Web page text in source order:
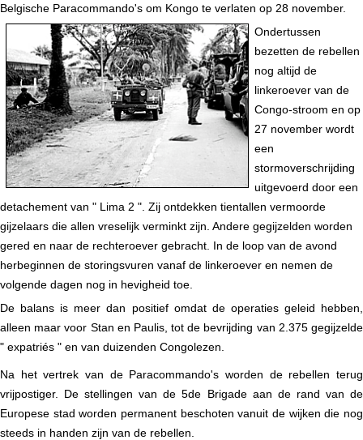
Belgische Paracommando's om Kongo te verlaten op 28 november.
Ondertussen
bezetten de rebellen
nog altijd de
linkeroever van de
Congo-stroom en op
27 november wordt
een
stormoverschrijding
uitgevoerd door een
detachement van " Lima 2 ". Zij ontdekken tientallen vermoorde
gijzelaars die allen vreselijk verminkt zijn. Andere gegijzelden worden
gered en naar de rechteroever gebracht. In de loop van de avond
herbeginnen de storingsvuren vanaf de linkeroever en nemen de
volgende dagen nog in hevigheid toe.
De balans is meer dan positief omdat de operaties geleid hebben,
alleen maar voor Stan en Paulis, tot de bevrijding van 2.375 gegijzelde
" expatriés " en van duizenden Congolezen.
Na het vertrek van de Paracommando's worden de rebellen terug
vrijpostiger. De stellingen van de 5de Brigade aan de rand van de
Europese stad worden permanent beschoten vanuit de wijken die nog
steeds in handen zijn van de rebellen.